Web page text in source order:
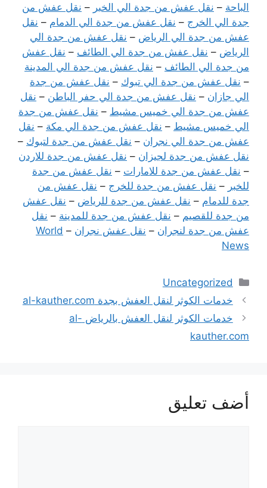
الباحة – نقل عفش من جدة الي الخبر – نقل عفش من
جدة الي الخرج – نقل عفش من جدة الي الدمام – نقل
عفش من جدة الي الرياض – نقل عفش من جدة الي
الرياض – نقل عفش من جدة الي الطائف – نقل عفش
من جدة الي الطائف – نقل عفش من جدة الي المدينة
– نقل عفش من جدة الي تبوك – نقل عفش من جدة
الي جازان – نقل عفش من جدة الي حفر الباطن – نقل
عفش من جدة الي خميس مشيط – نقل عفش من جدة
الي خميس مشيط – نقل عفش من جدة الي مكة – نقل
عفش من جدة الي نجران – نقل عفش من جدة لتبوك –
نقل عفش من جدة لجيزان – نقل عفش من جدة للاردن
– نقل عفش من جدة للامارات – نقل عفش من جدة
للخبر – نقل عفش من جدة للخرج – نقل عفش من
جدة للدمام – نقل عفش من جدة للرياض – نقل عفش
من جدة للقصيم – نقل عفش من جدة للمدينة – نقل
عفش من جدة لنجران – نقل عفش نجران –
World
News
التصنيفات
Uncategorized
خدمات الكوثر لنقل العفش بجدة al-kauther.com
خدمات الكوثر لنقل العفش بالرياض al-
kauther.com
أضف تعليق